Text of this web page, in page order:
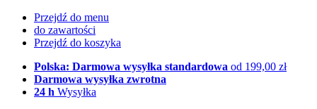
Przejdź do menu
do zawartości
Przejdź do koszyka
Polska: Darmowa wysyłka standardowa od 199,00 zł
Darmowa wysyłka zwrotna
24 h Wysyłka